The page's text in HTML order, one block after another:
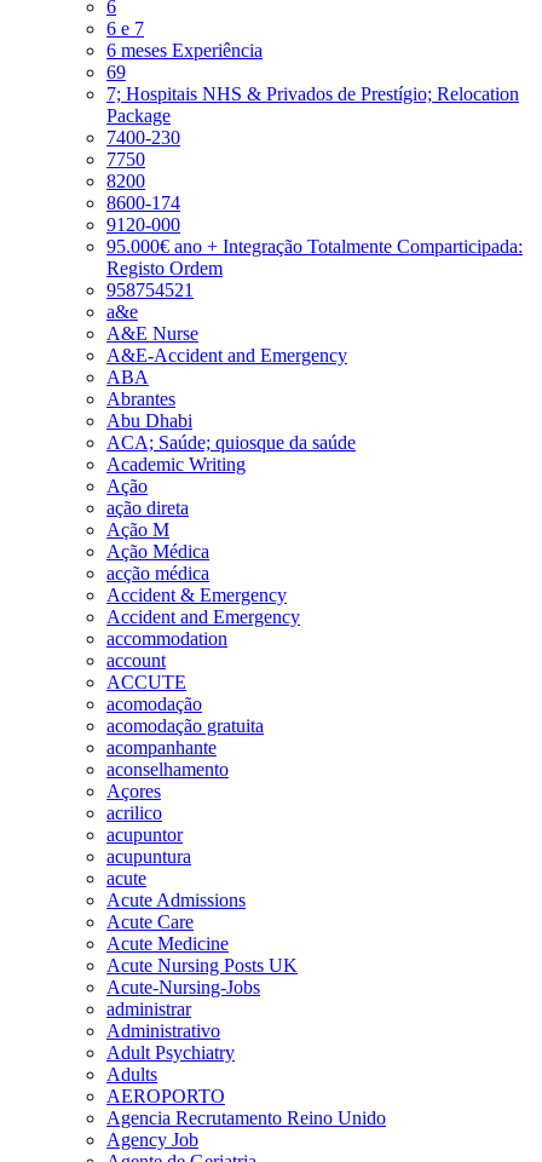
6
6 e 7
6 meses Experiência
69
7; Hospitais NHS & Privados de Prestígio; Relocation
Package
7400-230
7750
8200
8600-174
9120-000
95.000€ ano + Integração Totalmente Comparticipada:
Registo Ordem
958754521
a&e
A&E Nurse
A&E-Accident and Emergency
ABA
Abrantes
Abu Dhabi
ACA; Saúde; quiosque da saúde
Academic Writing
Ação
ação direta
Ação M
Ação Médica
acção médica
Accident & Emergency
Accident and Emergency
accommodation
account
ACCUTE
acomodação
acomodação gratuita
acompanhante
aconselhamento
Açores
acrilico
acupuntor
acupuntura
acute
Acute Admissions
Acute Care
Acute Medicine
Acute Nursing Posts UK
Acute-Nursing-Jobs
administrar
Administrativo
Adult Psychiatry
Adults
AEROPORTO
Agencia Recrutamento Reino Unido
Agency Job